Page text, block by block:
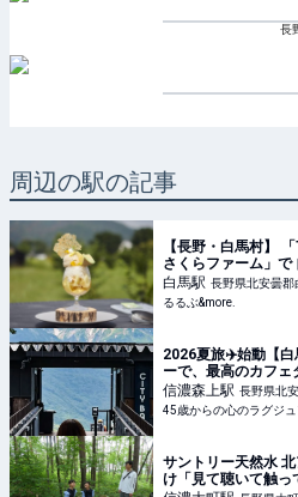
長
周辺の駅の記事
【長野・白馬村】
さくらファーム」で
を堪能｜るるぶ
白馬駅 長野県北安曇郡
るるぶ&more.
2026夏旅✈️始動【白
ーで、最高のカフェ
信濃森上駅 長野県北
45歳からの心のラグジ
サントリー天然水
け「見て聴いて触っ